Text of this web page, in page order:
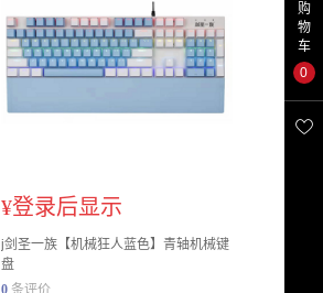
¥登录后显示
j剑圣一族【机械狂人蓝色】青轴机械键
盘
0 条评价
购
物
车
0
